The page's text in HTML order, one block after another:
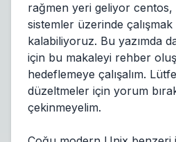
rağmen yeri geliyor
sistemler üzerinde
kalabiliyoruz. Bu yazımda
için bu makaleyi rehber
hedeflemeye çalışalım.
düzeltmeler için yorum
çekinmeyelim.